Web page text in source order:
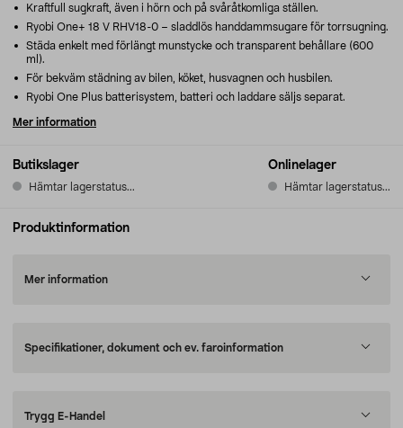
Butikslager
Hämtar lagerstatus...
Onlinelager
Hämtar lagerstatus...
Kraftfull sugkraft, även i hörn och på svåråtkomliga ställen.
Ryobi One+ 18 V RHV18-0 – sladdlös handdammsugare för torrsugning.
Städa enkelt med förlängt munstycke och transparent behållare (600
ml).
För bekväm städning av bilen, köket, husvagnen och husbilen.
Ryobi One Plus batterisystem, batteri och laddare säljs separat.
Mer information
Produktinformation
Mer information
Specifikationer, dokument och ev. faroinformation
Trygg E-Handel